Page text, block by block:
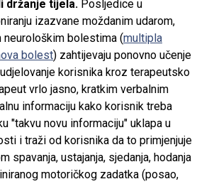
držanje tijela. Posljedice u
izazvane moždanim udarom,
bolestima (multipla
bolest) zahtijevaju ponovno učenje
korisnika kroz terapeutsko
vrlo jasno, kratkim verbalnim
informaciju kako korisnik treba
"takvu novu informaciju" uklapa u
i traži od korisnika da to primjenjuje
spavanja, ustajanja, sjedanja, hodanja
motoričkog zadatka (posao,